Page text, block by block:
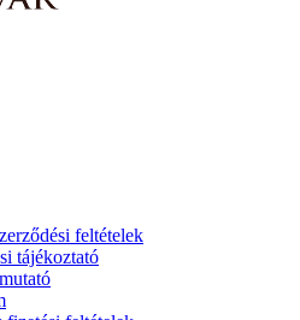
feltételek
tájékoztató